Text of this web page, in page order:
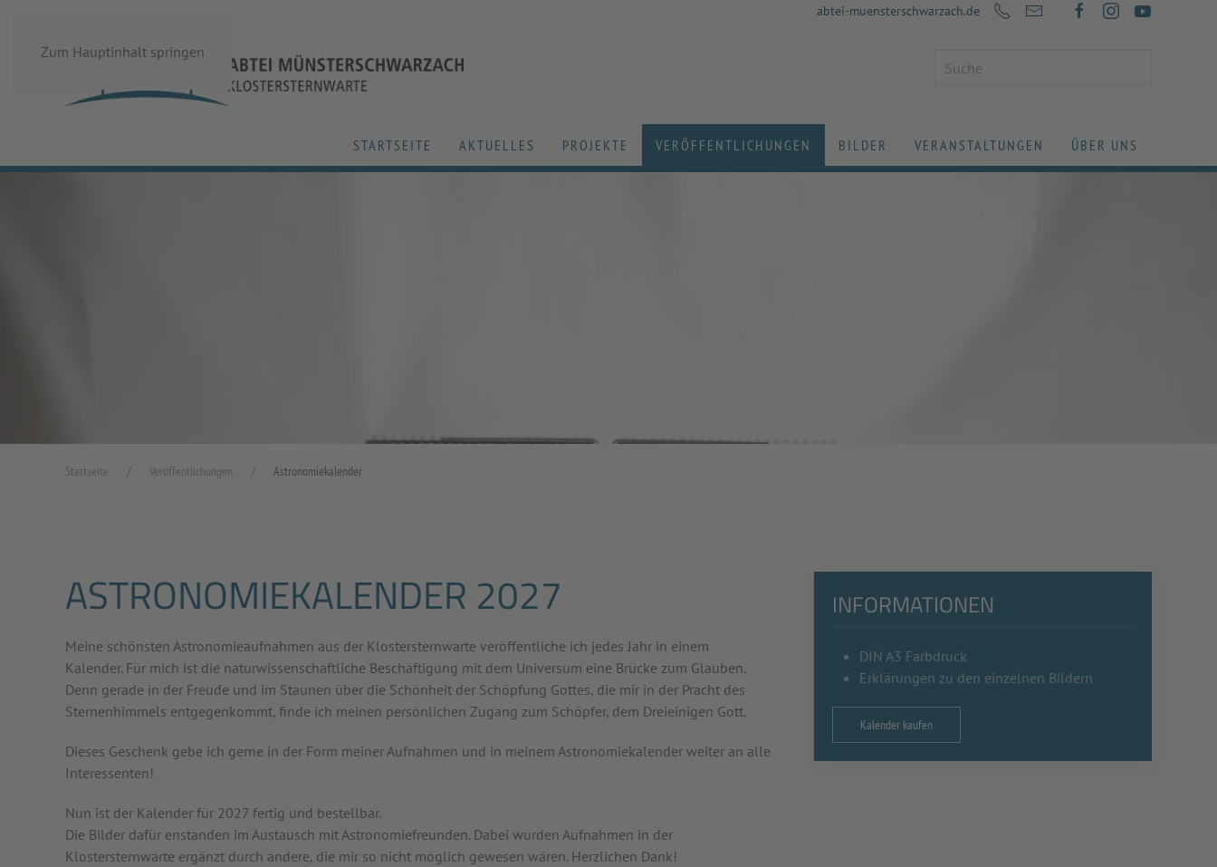
Zum Hauptinhalt springen
abtei-muensterschwarzach.de
STARTSEITE AKTUELLES PROJEKTE VERÖFFENTLICHUNGEN BILDER VERANSTALTUNGEN ÜBER UNS
Startseite Veröffentlichungen Astronomiekalender
ASTRONOMIEKALENDER 2027
Meine schönsten Astronomieaufnahmen aus der Klostersternwarte veröffentliche ich jedes Jahr in einem
Kalender. Für mich ist die naturwissenschaftliche Beschäftigung mit dem Universum eine Brücke zum Glauben.
Denn gerade in der Freude und im Staunen über die Schönheit der Schöpfung Gottes, die mir in der Pracht des
Sternenhimmels entgegenkommt, finde ich meinen persönlichen Zugang zum Schöpfer, dem Dreieinigen Gott.
Dieses Geschenk gebe ich gerne in der Form meiner Aufnahmen und in meinem Astronomiekalender weiter an alle
Interessenten!
Nun ist der Kalender für 2027 fertig und bestellbar.
Die Bilder dafür enstanden im Austausch mit Astronomiefreunden. Dabei wurden Aufnahmen in der
Klostersternwarte ergänzt durch andere, die mir so nicht möglich gewesen wären. Herzlichen Dank!
INFORMATIONEN
DIN A3 Farbdruck
Erklärungen zu den einzelnen Bildern
Kalender kaufen